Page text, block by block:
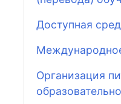
Доступная
Организация